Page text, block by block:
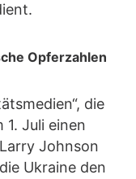
Opferzahlen
die
Juli einen
Johnson
Ukraine den